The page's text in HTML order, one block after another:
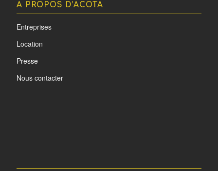
A PROPOS D’ACOTA
Entreprises
Location
Presse
Nous contacter